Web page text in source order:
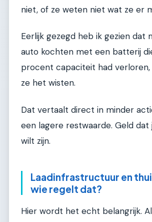
niet, of ze weten niet wat ze er
Eerlijk gezegd heb ik gezien dat
auto kochten met een batterij
procent capaciteit had
ze het wisten.
Dat vertaalt direct in minder
een lagere restwaarde. Geld dat
wilt zijn.
Laadinfrastructuur en
wie regelt dat?
Hier wordt het echt belangrijk.